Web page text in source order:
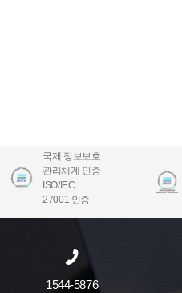
국제 정보보호
관리체계 인증
ISO/IEC
27001 인증
1544-5876